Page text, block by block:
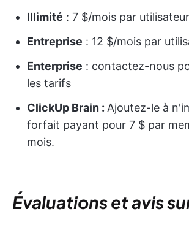
Illimité : 7 $/mois par utilisateur
Entreprise : 12 $/mois par
Enterprise : contactez-nous
les tarifs
ClickUp Brain : Ajoutez-le à
forfait payant pour 7 $ par
mois.
Évaluations et avis